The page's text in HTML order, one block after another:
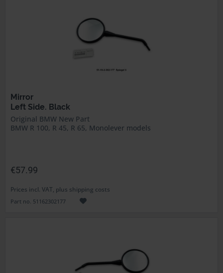
Mirror
Left Side. Black
Original BMW New Part
BMW R 100, R 45, R 65, Monolever models
€57.99
Prices incl. VAT, plus shipping costs
Part no. 51162302177